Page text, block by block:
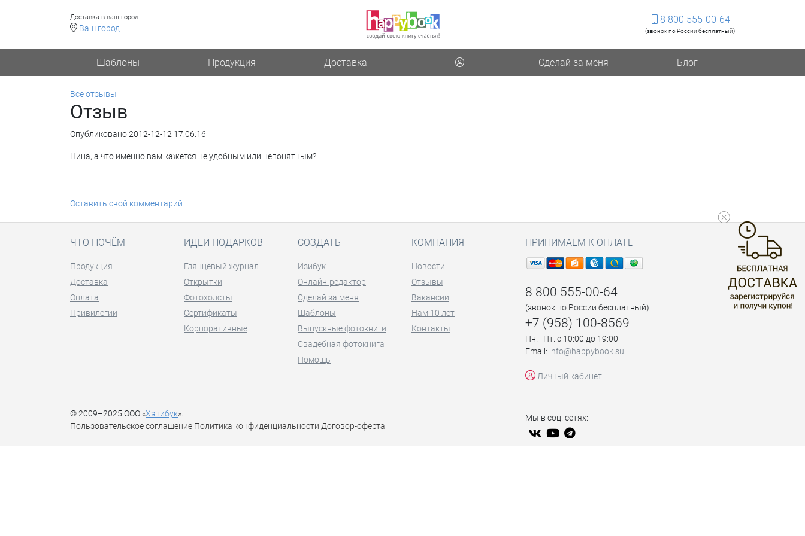
Доставка в ваш город
Ваш город
8 800 555-00-64
(звонок по России бесплатный)
Шаблоны Продукция Доставка Сделай за меня Блог
Все отзывы
Отзыв
Опубликовано 2012-12-12 17:06:16
Нина, а что именно вам кажется не удобным или непонятным?
Оставить свой комментарий
ЧТО ПОЧЁМ
Продукция
Доставка
Оплата
Привилегии
ИДЕИ ПОДАРКОВ
Глянцевый журнал
Открытки
Фотохолсты
Сертификаты
Корпоративные
СОЗДАТЬ
Изибук
Онлайн-редактор
Сделай за меня
Шаблоны
Выпускные фотокниги
Свадебная фотокнига
Помощь
КОМПАНИЯ
Новости
Отзывы
Вакансии
Нам 10 лет
Контакты
ПРИНИМАЕМ К ОПЛАТЕ
8 800 555-00-64
(звонок по России бесплатный)
+7 (958) 100-8569
Пн.–Пт. с 10:00 до 19:00
Email: info@happybook.su
Личный кабинет
© 2009–2025 ООО «Хэпибук».
Пользовательское соглашение Политика конфиденциальности Договор-оферта
Мы в соц. сетях: